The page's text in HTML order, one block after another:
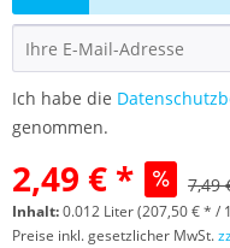
Ich habe die
genommen.
2,49 € * 7,49
Inhalt:0.012 Liter (207,50 € * /
Preise inkl. gesetzlicher MwSt.